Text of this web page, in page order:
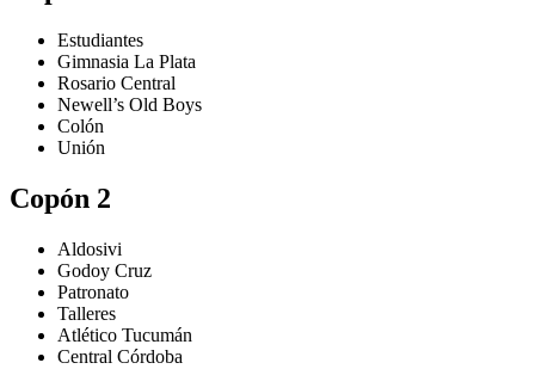
Estudiantes
Gimnasia La Plata
Rosario Central
Newell’s Old Boys
Colón
Unión
Copón 2
Aldosivi
Godoy Cruz
Patronato
Talleres
Atlético Tucumán
Central Córdoba